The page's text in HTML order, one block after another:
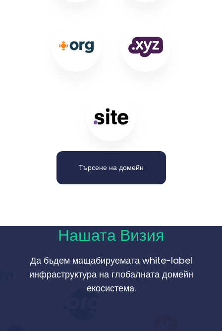
Търсене на домейн
Нашата Визия
Да бъдем мащабируемата white-label
инфраструктура на глобалната домейн
екосистема.